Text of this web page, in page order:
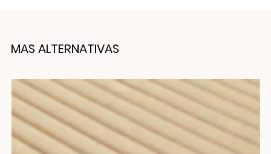
MAS ALTERNATIVAS